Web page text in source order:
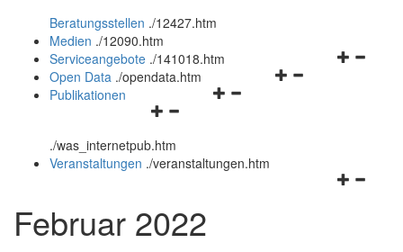
und
schließen
Beratungsstellen ./12427.htm
Medien ./12090.htm
Navigationsmenü
Serviceangebote ./141018.htm
Navigationsmenü
Open Data ./opendata.htm
Navigationsmenü
und
schließen
Publikationen
./was_internetpub.htm
Veranstaltungen ./veranstaltungen.htm
Februar 2022